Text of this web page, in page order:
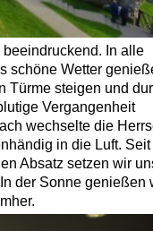
In alle
schöne Wetter
Türme steigen und
Vergangenheit
wechselte die
in die Luft. Seit
Absatz setzen wir
der Sonne genießen